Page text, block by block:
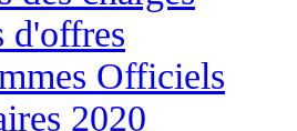
d'offres
Officiels
2020